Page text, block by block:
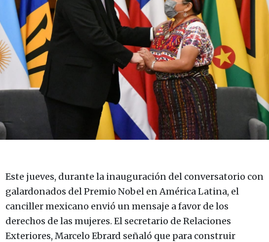
Este jueves, durante la inauguración del conversatorio con
galardonados del Premio Nobel en América Latina, el
canciller mexicano envió un mensaje a favor de los
derechos de las mujeres. El secretario de Relaciones
Exteriores, Marcelo Ebrard señaló que para construir